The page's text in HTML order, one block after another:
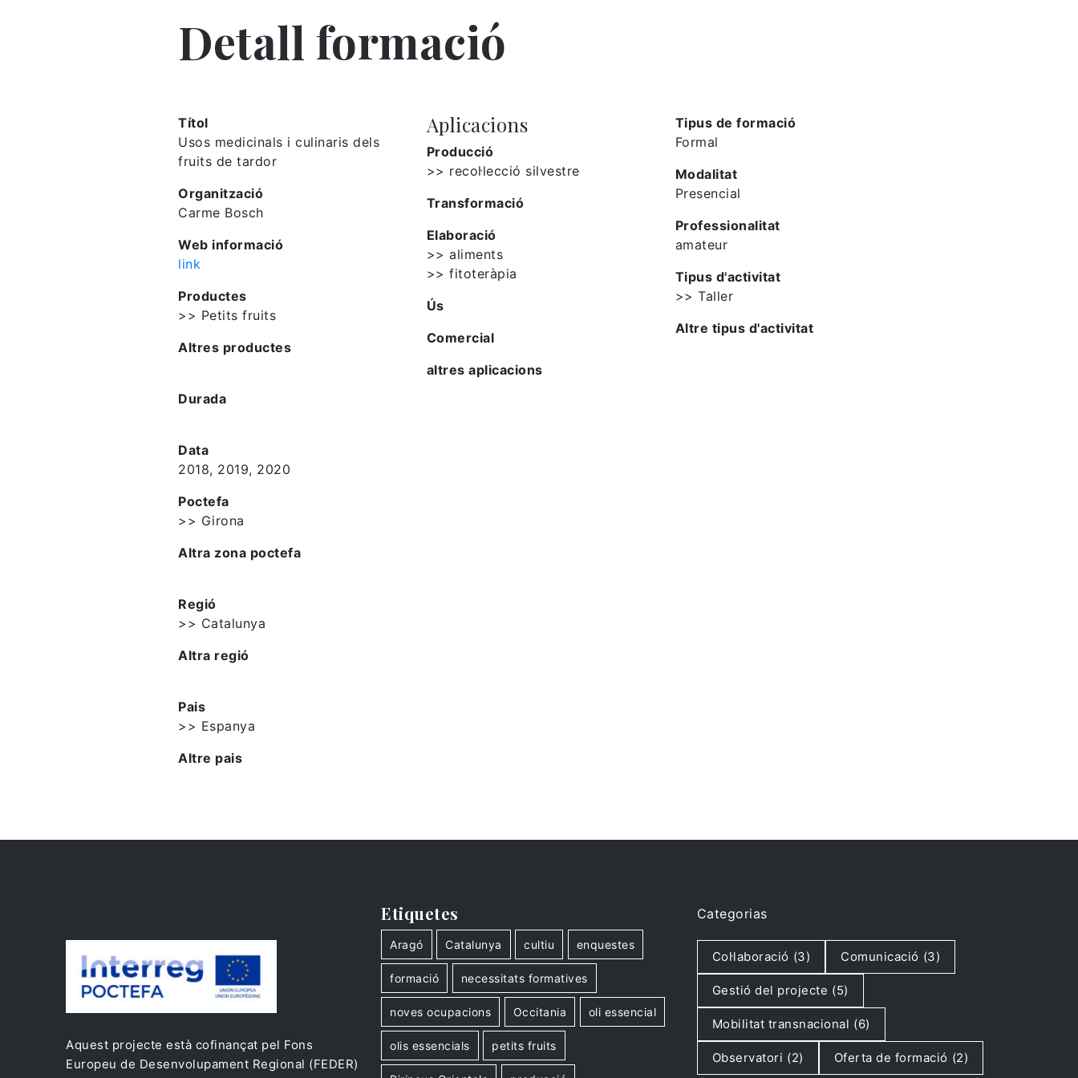
Detall formació
Títol
Usos medicinals i culinaris dels
fruits de tardor
Organització
Carme Bosch
Web informació
link
Productes
>> Petits fruits
Altres productes
Durada
Data
2018, 2019, 2020
Poctefa
>> Girona
Altra zona poctefa
Regió
>> Catalunya
Altra regió
Pais
>> Espanya
Altre pais
Aplicacions
Producció
>> recol·lecció silvestre
Transformació
Elaboració
>> aliments
>> fitoteràpia
Ús
Comercial
altres aplicacions
Tipus de formació
Formal
Modalitat
Presencial
Professionalitat
amateur
Tipus d'activitat
>> Taller
Altre tipus d'activitat
Aquest projecte està cofinançat pel Fons
Europeu de Desenvolupament Regional (FEDER)
Etiquetes
Aragó Catalunya cultiu enquestes
formació necessitats formatives
noves ocupacions Occitania oli essencial
olis essencials petits fruits
Categorias
Col·laboració (3) Comunicació (3)
Gestió del projecte (5)
Mobilitat transnacional (6)
Observatori (2) Oferta de formació (2)